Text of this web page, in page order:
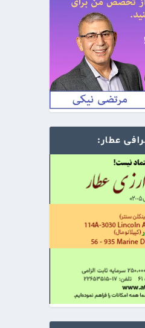
عطار: